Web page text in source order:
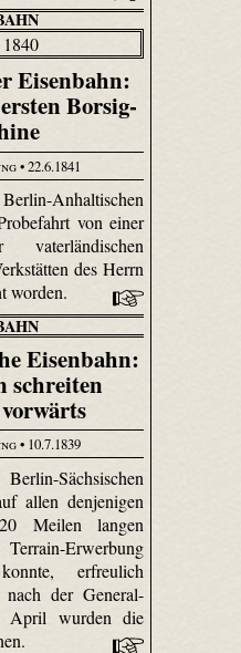
Eisenbahn:
Borsig-
• 22.6.1841
Anhaltischen
von einer
des Herrn
worden.
Eisenbahn:
schreiten
• 10.7.1839
Sächsischen
allen denjenigen
Meilen langen
Erwerbung
erfreulich
der General-
April wurden die